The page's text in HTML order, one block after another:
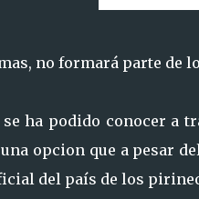
no formará parte de
ha podido conocer a
opcion que a pesar
del país de los